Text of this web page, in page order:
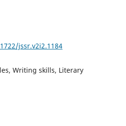
jssr.v2i2.1184
Writing skills, Literary